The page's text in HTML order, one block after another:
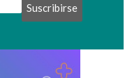
Suscribirse